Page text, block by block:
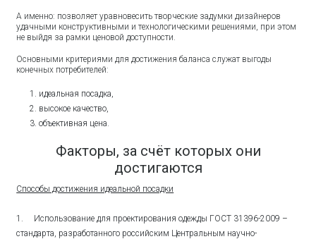
А именно: позволяет уравновесить творческие задумки дизайнеров
удачными конструктивными и технологическими решениями, при этом
не выйдя за рамки ценовой доступности.
Основными критериями для достижения баланса служат выгоды
конечных потребителей:
идеальная посадка,
высокое качество,
объективная цена.
Факторы, за счёт которых они
достигаются
Способы достижения идеальной посадки
1. Использование для проектирования одежды ГОСТ 31396-2009 –
стандарта, разработанного российским Центральным научно-